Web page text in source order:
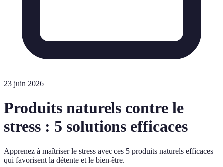
23 juin 2026
Produits naturels contre le
stress : 5 solutions efficaces
Apprenez à maîtriser le stress avec ces 5 produits naturels efficaces
qui favorisent la détente et le bien-être.